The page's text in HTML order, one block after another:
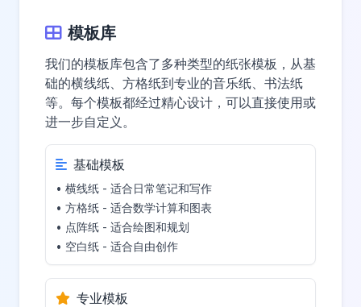
模板库
我们的模板库包含了多种类型的纸张模板，从基
础的横线纸、方格纸到专业的音乐纸、书法纸
等。每个模板都经过精心设计，可以直接使用或
进一步自定义。
基础模板
• 横线纸 - 适合日常笔记和写作
• 方格纸 - 适合数学计算和图表
• 点阵纸 - 适合绘图和规划
• 空白纸 - 适合自由创作
专业模板